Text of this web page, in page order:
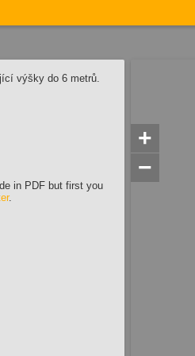
výšky do 6 metrů.
in PDF but first you
.
+
−